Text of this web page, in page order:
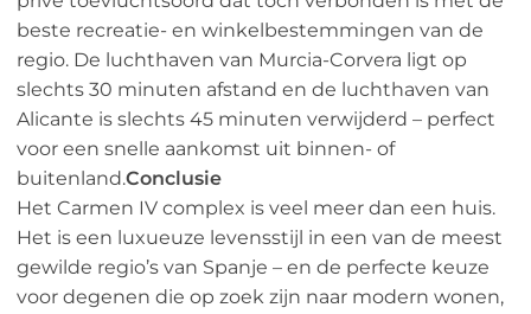
beste recreatie- en winkelbestemmingen van de
regio. De luchthaven van Murcia-Corvera ligt op
slechts 30 minuten afstand en de luchthaven van
Alicante is slechts 45 minuten verwijderd – perfect
voor een snelle aankomst uit binnen- of
buitenland.Conclusie
Het Carmen IV complex is veel meer dan een huis.
Het is een luxueuze levensstijl in een van de meest
gewilde regio’s van Spanje – en de perfecte keuze
voor degenen die op zoek zijn naar modern wonen,